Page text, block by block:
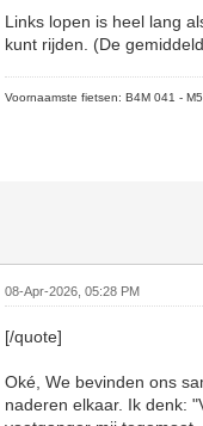
Links lopen is heel lang
kunt rijden. (De
Voornaamste fietsen: B4M 041 -
08-Apr-2026, 05:28 PM
[/quote]
Oké, We bevinden ons
naderen elkaar. Ik denk: